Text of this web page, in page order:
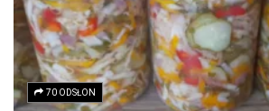
70 ODSŁON